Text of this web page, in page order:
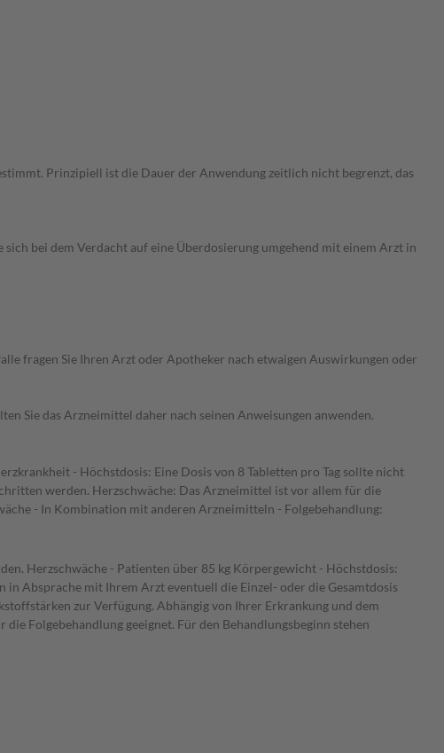
Prinzipiell ist die Dauer der Anwendung zeitlich nicht begrenzt, das
bei dem Verdacht auf eine Überdosierung umgehend mit einem Arzt in
fragen Sie Ihren Arzt oder Apotheker nach etwaigen Auswirkungen oder
Sie das Arzneimittel daher nach seinen Anweisungen anwenden.
- Höchstdosis: Eine Dosis von 8 Tabletten pro Tag sollte nicht
werden. Herzschwäche: Das Arzneimittel ist vor allem für die
- In Kombination mit anderen Arzneimitteln - Folgebehandlung:
Herzschwäche - Patienten über 85 kg Körpergewicht - Höchstdosis:
Absprache mit Ihrem Arzt eventuell die Einzel- oder die Gesamtdosis
zur Verfügung. Abhängig von Ihrer Erkrankung und dem
Folgebehandlung geeignet. Für den Behandlungsbeginn stehen